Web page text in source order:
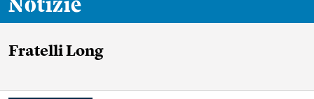
Notizie
Fratelli Long